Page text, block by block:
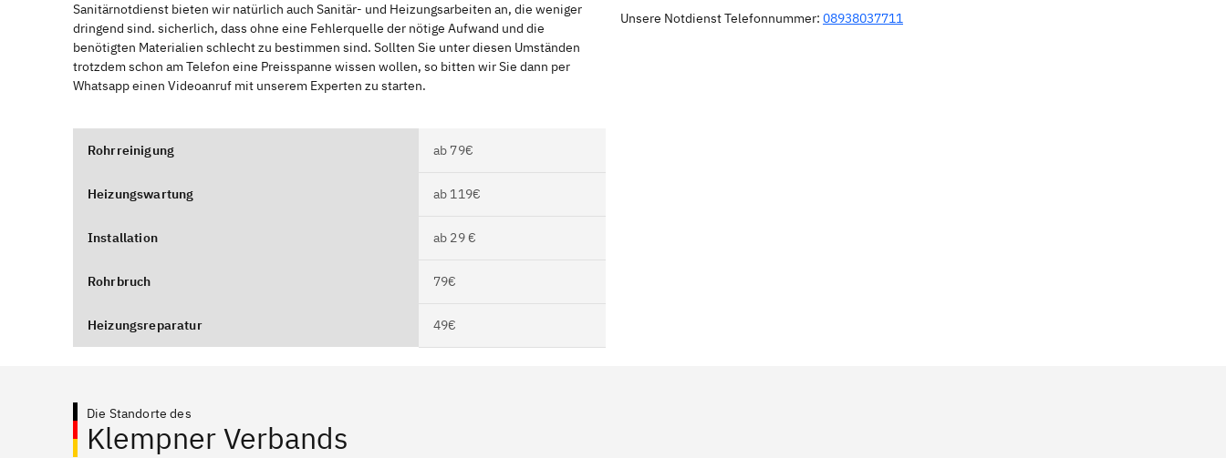
Sanitärnotdienst bieten wir natürlich auch Sanitär- und Heizungsarbeiten an, die weniger
dringend sind. sicherlich, dass ohne eine Fehlerquelle der nötige Aufwand und die
benötigten Materialien schlecht zu bestimmen sind. Sollten Sie unter diesen Umständen
trotzdem schon am Telefon eine Preisspanne wissen wollen, so bitten wir Sie dann per
Whatsapp einen Videoanruf mit unserem Experten zu starten.
Unsere Notdienst Telefonnummer: 08938037711
Rohrreinigung ab 79€
Heizungswartung ab 119€
Installation ab 29 €
Rohrbruch 79€
Heizungsreparatur 49€
Die Standorte des
Klempner Verbands